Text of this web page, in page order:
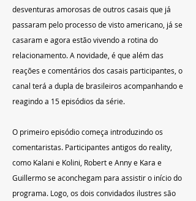
desventuras amorosas de outros casais que já
passaram pelo processo de visto americano, já se
casaram e agora estão vivendo a rotina do
relacionamento. A novidade, é que além das
reações e comentários dos casais participantes, o
canal terá a dupla de brasileiros acompanhando e
reagindo a 15 episódios da série.
O primeiro episódio começa introduzindo os
comentaristas. Participantes antigos do reality,
como Kalani e Kolini, Robert e Anny e Kara e
Guillermo se aconchegam para assistir o início do
programa. Logo, os dois convidados ilustres são